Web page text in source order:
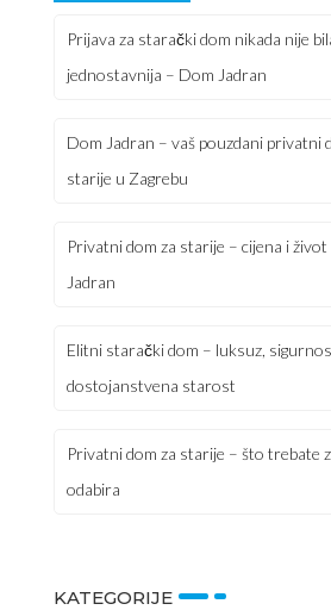
Prijava za starački dom nikada nije
jednostavnija – Dom Jadran
Dom Jadran – vaš pouzdani privatni
starije u Zagrebu
Privatni dom za starije – cijena i
Jadran
Elitni starački dom – luksuz,
dostojanstvena starost
Privatni dom za starije – što trebate
odabira
KATEGORIJE